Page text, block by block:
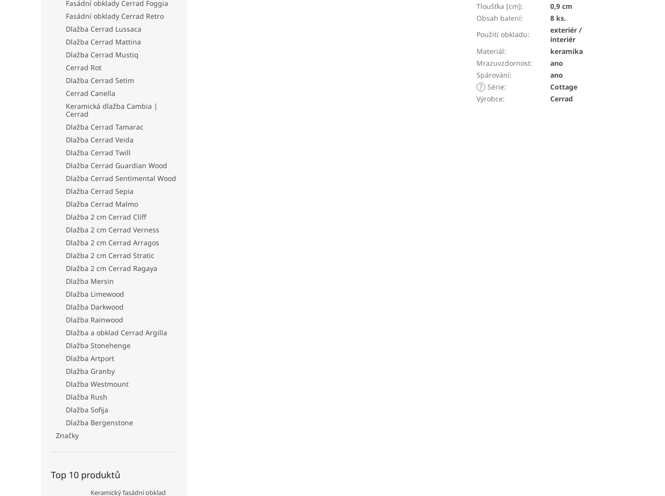
Fasádní obklady Cerrad Foggia
Fasádní obklady Cerrad Retro
Dlažba Cerrad Lussaca
Dlažba Cerrad Mattina
Dlažba Cerrad Mustiq
Cerrad Rot
Dlažba Cerrad Setim
Cerrad Canella
Keramická dlažba Cambia |
Cerrad
Dlažba Cerrad Tamarac
Dlažba Cerrad Veida
Dlažba Cerrad Twill
Dlažba Cerrad Guardian Wood
Dlažba Cerrad Sentimental Wood
Dlažba Cerrad Sepia
Dlažba Cerrad Malmo
Dlažba 2 cm Cerrad Cliff
Dlažba 2 cm Cerrad Verness
Dlažba 2 cm Cerrad Arragos
Dlažba 2 cm Cerrad Stratic
Dlažba 2 cm Cerrad Ragaya
Dlažba Mersin
Dlažba Limewood
Dlažba Darkwood
Dlažba Rainwood
Dlažba a obklad Cerrad Argilla
Dlažba Stonehenge
Dlažba Artport
Dlažba Granby
Dlažba Westmount
Dlažba Rush
Dlažba Sofija
Dlažba Bergenstone
Značky
Top 10 produktů
Keramický fasádní obklad
Tloušťka [cm]:
0,9 cm
Obsah balení:
8 ks.
Použití obkladu:
exteriér /
interiér
Materiál:
keramika
Mrazuvzdornost:
ano
Spárování:
ano
? Série:
Cottage
Výrobce: Cerrad